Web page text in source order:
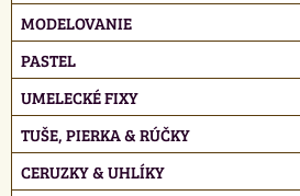
MODELOVANIE
PASTEL
UMELECKÉ FIXY
TUŠE, PIERKA & RÚČKY
CERUZKY & UHLÍKY